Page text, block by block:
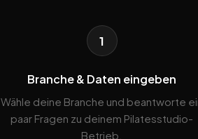
1
Branche & Daten eingeben
Wähle deine Branche und beantworte
paar Fragen zu deinem Pilatesstudio-
Betrieb.